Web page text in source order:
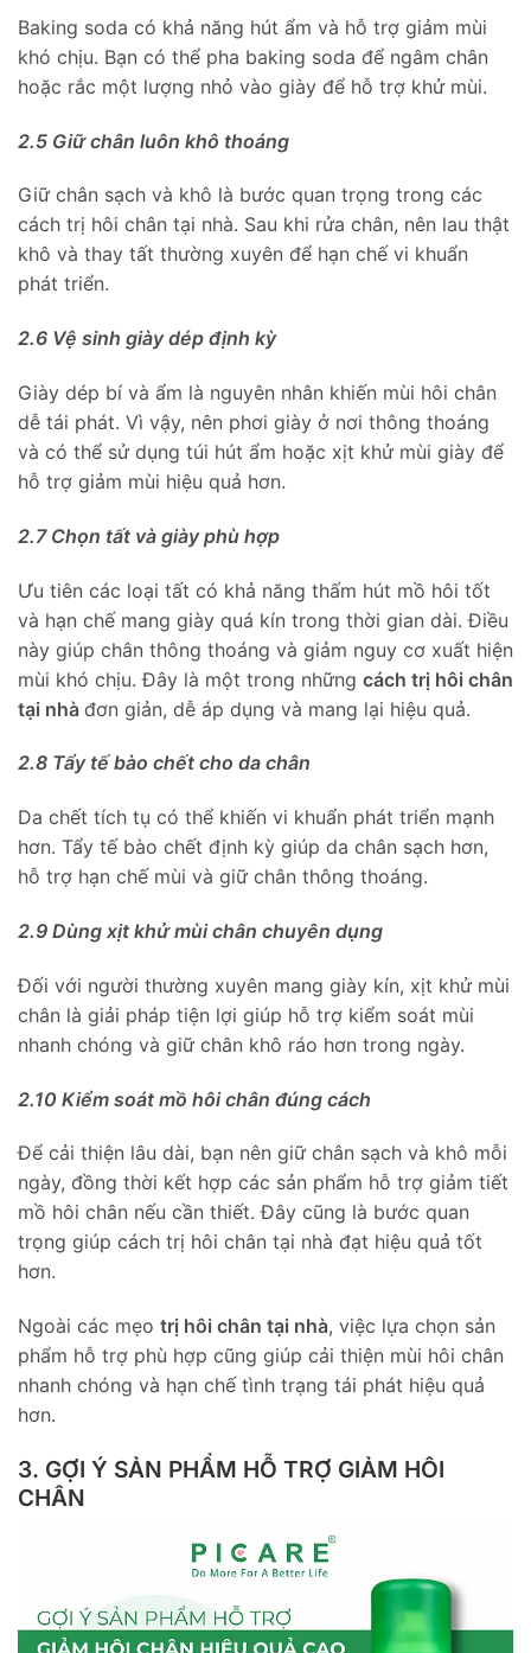
Baking soda có khả năng hút ẩm và hỗ trợ giảm mùi
khó chịu. Bạn có thể pha baking soda để ngâm chân
hoặc rắc một lượng nhỏ vào giày để hỗ trợ khử mùi.
2.5 Giữ chân luôn khô thoáng
Giữ chân sạch và khô là bước quan trọng trong các
cách trị hôi chân tại nhà. Sau khi rửa chân, nên lau thật
khô và thay tất thường xuyên để hạn chế vi khuẩn
phát triển.
2.6 Vệ sinh giày dép định kỳ
Giày dép bí và ẩm là nguyên nhân khiến mùi hôi chân
dễ tái phát. Vì vậy, nên phơi giày ở nơi thông thoáng
và có thể sử dụng túi hút ẩm hoặc xịt khử mùi giày để
hỗ trợ giảm mùi hiệu quả hơn.
2.7 Chọn tất và giày phù hợp
Ưu tiên các loại tất có khả năng thấm hút mồ hôi tốt
và hạn chế mang giày quá kín trong thời gian dài. Điều
này giúp chân thông thoáng và giảm nguy cơ xuất hiện
mùi khó chịu. Đây là một trong những cách trị hôi chân
tại nhà đơn giản, dễ áp dụng và mang lại hiệu quả.
2.8 Tẩy tế bào chết cho da chân
Da chết tích tụ có thể khiến vi khuẩn phát triển mạnh
hơn. Tẩy tế bào chết định kỳ giúp da chân sạch hơn,
hỗ trợ hạn chế mùi và giữ chân thông thoáng.
2.9 Dùng xịt khử mùi chân chuyên dụng
Đối với người thường xuyên mang giày kín, xịt khử mùi
chân là giải pháp tiện lợi giúp hỗ trợ kiểm soát mùi
nhanh chóng và giữ chân khô ráo hơn trong ngày.
2.10 Kiểm soát mồ hôi chân đúng cách
Để cải thiện lâu dài, bạn nên giữ chân sạch và khô mỗi
ngày, đồng thời kết hợp các sản phẩm hỗ trợ giảm tiết
mồ hôi chân nếu cần thiết. Đây cũng là bước quan
trọng giúp cách trị hôi chân tại nhà đạt hiệu quả tốt
hơn.
Ngoài các mẹo trị hôi chân tại nhà, việc lựa chọn sản
phẩm hỗ trợ phù hợp cũng giúp cải thiện mùi hôi chân
nhanh chóng và hạn chế tình trạng tái phát hiệu quả
hơn.
3. GỢI Ý SẢN PHẨM HỖ TRỢ GIẢM HÔI
CHÂN